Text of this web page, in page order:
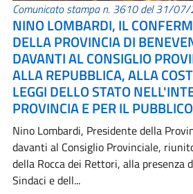
Comunicato stampa n. 3610 del 31/
NINO LOMBARDI, IL
DELLA PROVINCIA DI
DAVANTI AL CONSIGLIO
ALLA REPUBBLICA, ALLA
LEGGI DELLO STATO
PROVINCIA E PER IL
Nino Lombardi, Presidente della
davanti al Consiglio Provinciale,
della Rocca dei Rettori, alla presenza
Sindaci e dell...